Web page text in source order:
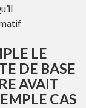
LE
DE BASE
AVAIT
CAS